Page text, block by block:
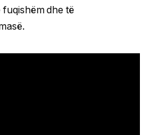
fuqishëm dhe të